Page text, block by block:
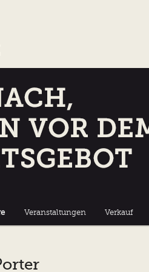
Münster
Veranstaltungen Verkauf